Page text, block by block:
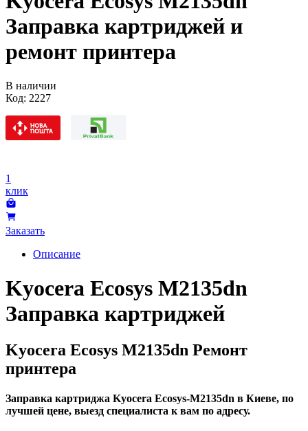
Заправка картриджей и
ремонт принтера
В наличии
Код: 2227
1
клик
Заказать
Описание
Kyocera Ecosys M2135dn
Заправка картриджей
Kyocera Ecosys M2135dn Ремонт
принтера
Заправка картриджа Kyocera Ecosys-M2135dn в Киеве, по
лучшей цене, выезд специалиста к вам по адресу.